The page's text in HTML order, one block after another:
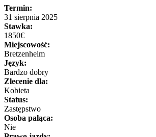
Termin:
31 sierpnia 2025
Stawka:
1850€
Miejscowość:
Bretzenheim
Język:
Bardzo dobry
Zlecenie dla:
Kobieta
Status:
Zastępstwo
Osoba paląca:
Nie